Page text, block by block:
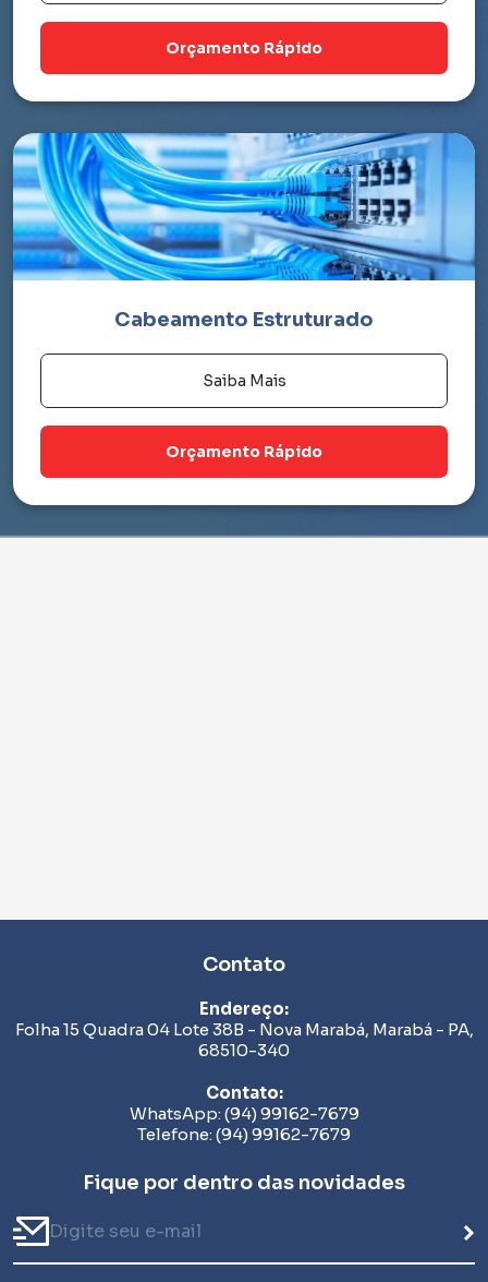
Orçamento Rápido
Cabeamento Estruturado
Saiba Mais
Orçamento Rápido
Contato
Endereço:
Folha 15 Quadra 04 Lote 38B - Nova Marabá, Marabá - PA,
68510-340
Contato:
WhatsApp: (94) 99162-7679
Telefone: (94) 99162-7679
Fique por dentro das novidades